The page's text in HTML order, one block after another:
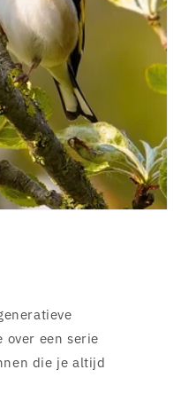
over een serie
die je altijd